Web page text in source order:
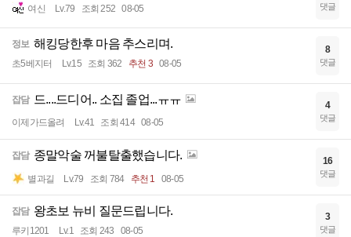
여신 Lv.79 조회 252 08-05 댓글
정보 해킹당한후 마음 추스리며.
초5베지터 Lv.15 조회 362 추천 3 08-05
8
댓글
잡담 드....드디어.. 소집 졸업...ㅠㅠ
이제가드올려 Lv.41 조회 414 08-05
4
댓글
잡담 종말악술 꺼불탈출했습니다.
별과길 Lv.79 조회 784 추천 1 08-05
16
댓글
잡담 왕초보 뉴비 질문드립니다.
루키1201 Lv.1 조회 243 08-05
3
댓글